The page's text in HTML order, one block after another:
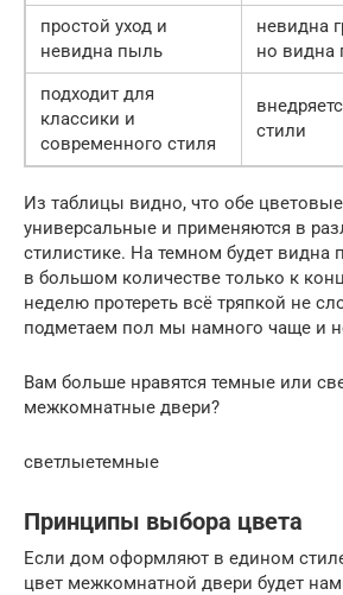
простой уход и
невидна пыль
невидна
но видна
подходит для
классики и
современного стиля
стили
Из таблицы видно, что обе
универсальные и применяются в
стилистике. На темном будет видна
в большом количестве только к
неделю протереть всё тряпкой не
подметаем пол мы намного чаще и
Вам больше нравятся темные или
межкомнатные двери?
светлыетемные
Принципы выбора цвета
Если дом оформляют в едином
цвет межкомнатной двери будет